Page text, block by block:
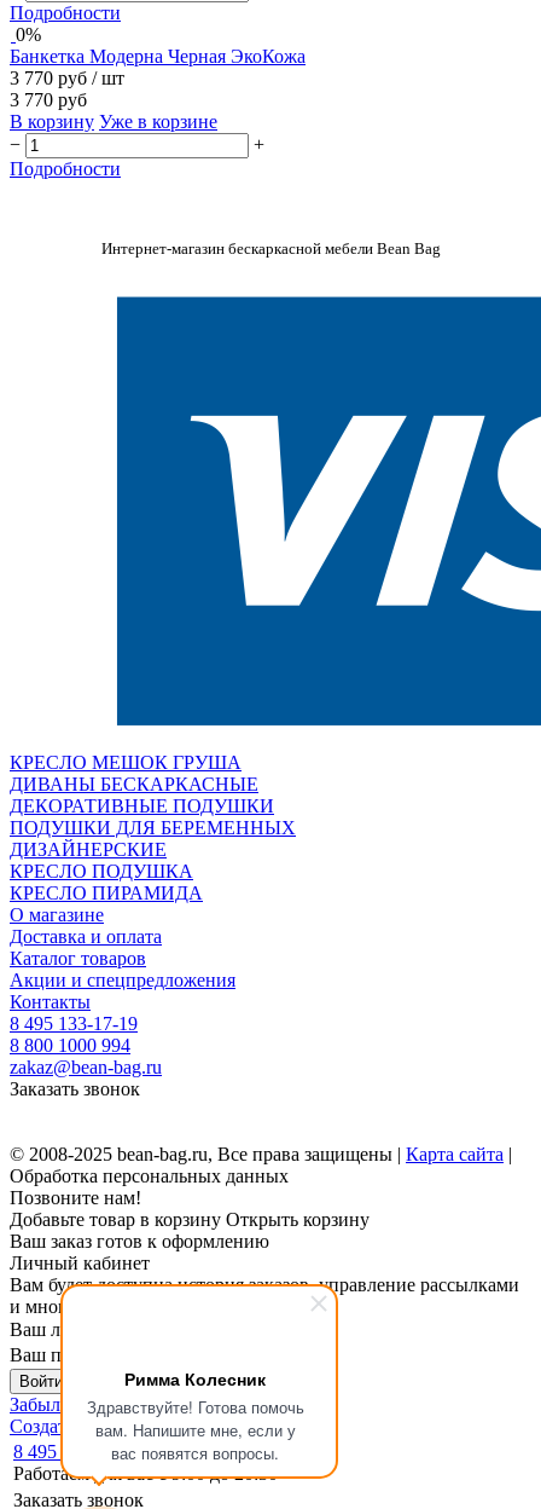
Римма Колесник
Здравствуйте! Готова помочь
вам. Напишите мне, если у
вас появятся вопросы.
Подробности
0%
Банкетка Модерна Черная ЭкоКожа
3 770 руб / шт
3 770 руб
В корзину Уже в корзине
−
+
Подробности
Интернет-магазин бескаркасной мебели Bean Bag
КРЕСЛО МЕШОК ГРУША
ДИВАНЫ БЕСКАРКАСНЫЕ
ДЕКОРАТИВНЫЕ ПОДУШКИ
ПОДУШКИ ДЛЯ БЕРЕМЕННЫХ
ДИЗАЙНЕРСКИЕ
КРЕСЛО ПОДУШКА
КРЕСЛО ПИРАМИДА
О магазине
Доставка и оплата
Каталог товаров
Акции и спецпредложения
Контакты
8 495 133-17-19
8 800 1000 994
zakaz@bean-bag.ru
Заказать звонок
© 2008-2025 bean-bag.ru, Все права защищены | Карта сайта |
Обработка персональных данных
Позвоните нам!
Добавьте товар в корзину Открыть корзину
Ваш заказ готов к оформлению
Личный кабинет
Вам будет доступна история заказов, управление рассылками
и многое другое.
Ваш логин
Ваш пароль
Войти в личный кабинет
Забыли пароль?
Создать личный кабинет
8 495 133-17-19
Работаем для вас с 9:00 до 20:30
Заказать звонок